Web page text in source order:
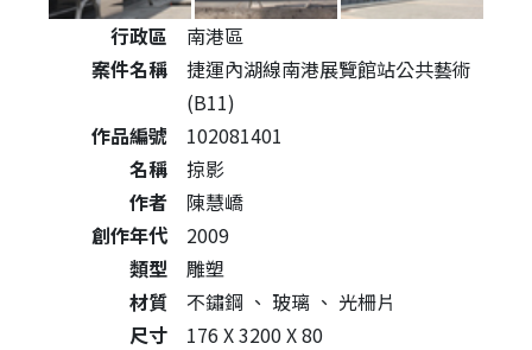
公共藝術作品詳細資料
行政區
南港區
案件名稱
捷運內湖線南港展覽館站公共藝術
(B11)
作品編號
102081401
名稱
掠影
作者
陳慧嶠
創作年代
2009
類型
雕塑
材質
不鏽鋼 、 玻璃 、 光柵片
尺寸
176 X 3200 X 80